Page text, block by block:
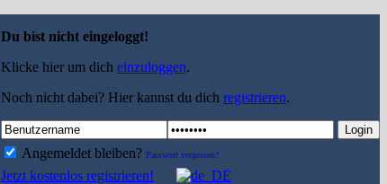
Du bist nicht eingeloggt!
Klicke hier um dich einzuloggen.
Noch nicht dabei? Hier kannst du dich registrieren.
Login
Angemeldet bleiben? Passwort vergessen?
Jetzt kostenlos registrieren!